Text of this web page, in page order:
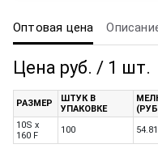
Оптовая цена
Цена руб. / 1 шт.
РАЗМЕР
ШТУК В
УПАКОВКЕ
10S x
160 F
100 54.81